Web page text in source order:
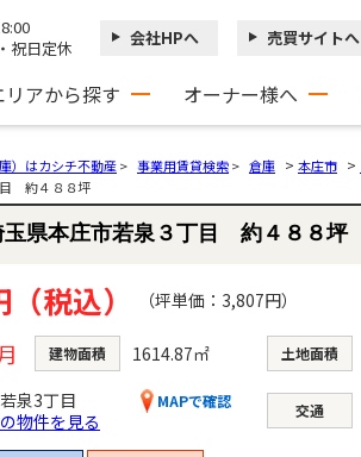
祝日定休
会社HPへ 売買サイトへ
リアから探す オーナー様へ
）はカシチ不動産> 事業用賃貸検索> 倉庫 > 本庄市 >
目 約４８８坪
玉県本庄市若泉３丁目 約４８８坪
税込） 3,807円
建物面積 1614.87㎡ 土地面積
泉3丁目 MAPで確認
物件を見る 交通